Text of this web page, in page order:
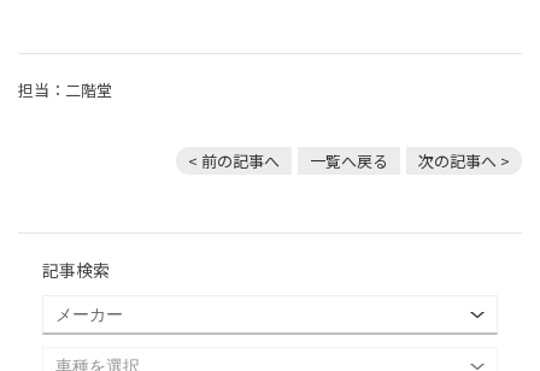
担当：二階堂
< 前の記事へ 一覧へ戻る 次の記事へ >
記事検索